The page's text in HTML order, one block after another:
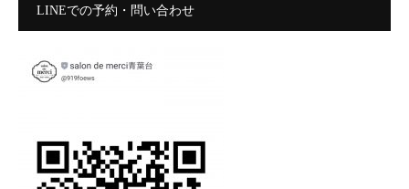
LINEでの予約・問い合わせ